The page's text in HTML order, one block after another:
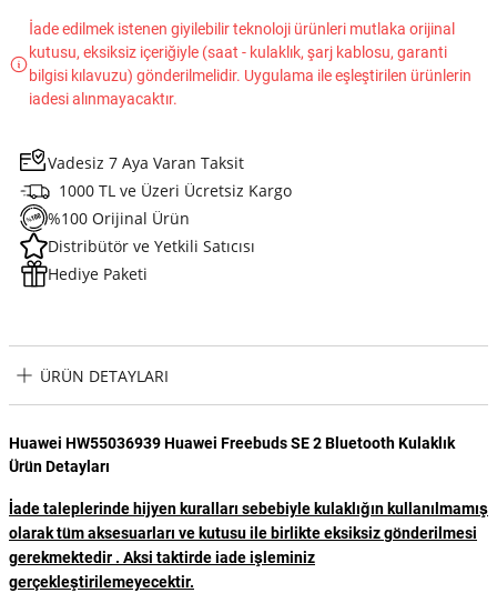
İade edilmek istenen giyilebilir teknoloji ürünleri mutlaka orijinal
kutusu, eksiksiz içeriğiyle (saat - kulaklık, şarj kablosu, garanti
bilgisi kılavuzu) gönderilmelidir. Uygulama ile eşleştirilen ürünlerin
iadesi alınmayacaktır.
Vadesiz 7 Aya Varan Taksit
1000 TL ve Üzeri Ücretsiz Kargo
%100 Orijinal Ürün
Distribütör ve Yetkili Satıcısı
Hediye Paketi
ÜRÜN DETAYLARI
Huawei HW55036939 Huawei Freebuds SE 2 Bluetooth Kulaklık
Ürün Detayları
İade taleplerinde hijyen kuralları sebebiyle kulaklığın kullanılmamış
olarak tüm aksesuarları ve kutusu ile birlikte eksiksiz gönderilmesi
gerekmektedir . Aksi taktirde iade işleminiz
gerçekleştirilemeyecektir.